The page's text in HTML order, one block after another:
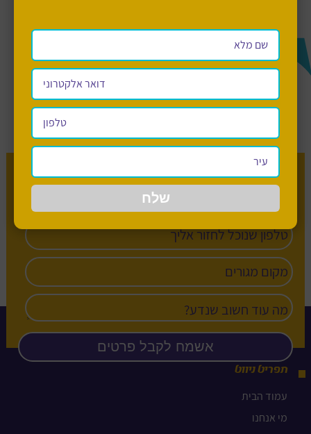
תפריט ניווט
עמוד הבית
מי אנחנו